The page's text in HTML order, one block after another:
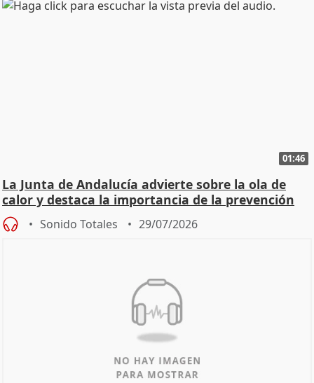
01:46
La Junta de Andalucía advierte sobre la ola de
calor y destaca la importancia de la prevención
Sonido Totales 29/07/2026